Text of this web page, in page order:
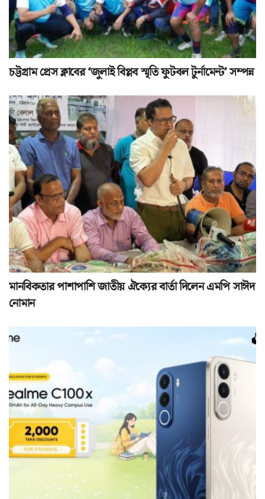
চট্টগ্রাম প্রেস ক্লাবের ‘জুলাই বিপ্লব স্মৃতি ফুটবল টুর্নামেন্ট’ সম্পন্ন
মানবিকতার পাশাপাশি জাতীয় ঐক্যের বার্তা দিলেন এমপি সাঈদ
নোমান